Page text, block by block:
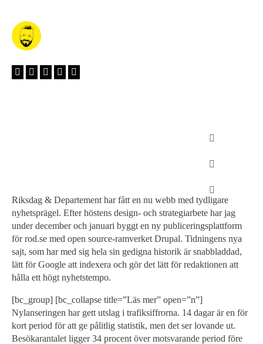
Riksdag & Departement har fått en nu webb med tydligare
nyhetsprägel. Efter höstens design- och strategiarbete har jag
under december och januari byggt en ny publiceringsplattform
för rod.se med open source-ramverket Drupal. Tidningens nya
sajt, som har med sig hela sin gedigna historik är snabbladdad,
lätt för Google att indexera och gör det lätt för redaktionen att
hålla ett högt nyhetstempo.
[bc_group] [bc_collapse title=”Läs mer” open=”n”]
Nylanseringen har gett utslag i trafiksiffrorna. 14 dagar är en för
kort period för att ge pålitlig statistik, men det ser lovande ut.
Besökarantalet ligger 34 procent över motsvarande period före